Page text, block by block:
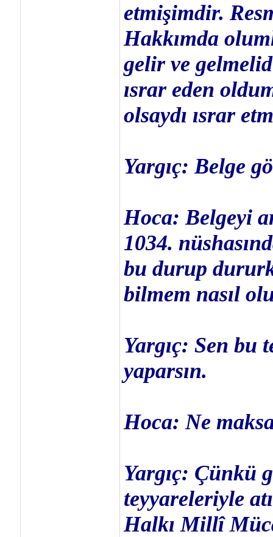
etmişimdir.
Hakkımda
gelir ve
ısrar eden
olsaydı ısrar
Yargıç: Belge
Hoca: Belgeyi
1034.
bu durup
bilmem nasıl
Yargıç: Sen bu
yaparsın.
Hoca: Ne
Yargıç: Çünkü
teyyareleriyle
Halkı Millî